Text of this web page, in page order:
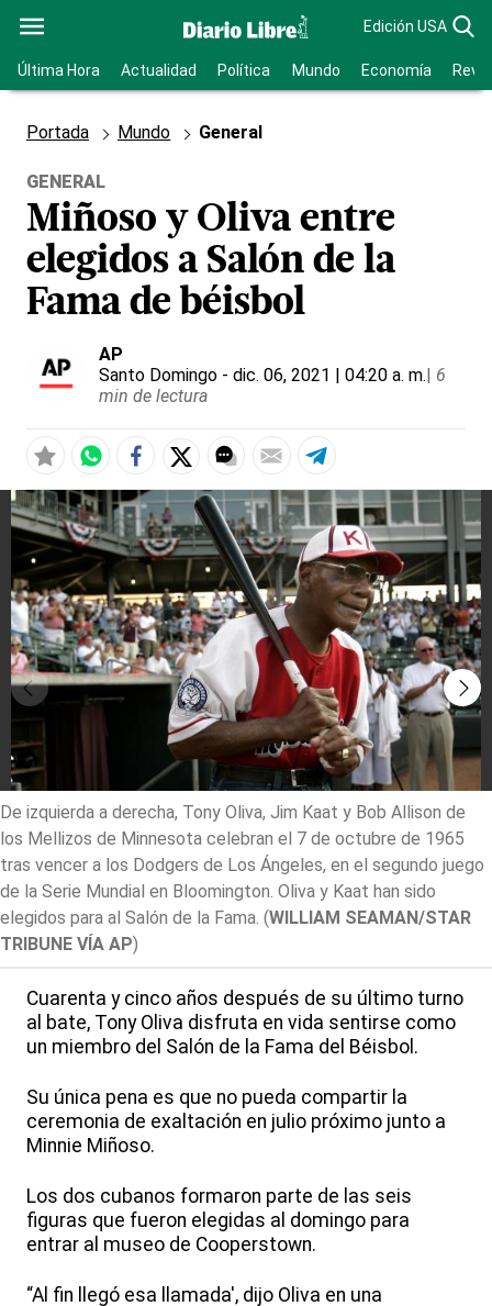
Edición USA
Última Hora Actualidad Política Mundo Economía
Portada Mundo General
GENERAL
Miñoso y Oliva entre
elegidos a Salón de la
Fama de béisbol
AP
Santo Domingo - dic. 06, 2021 | 04:20 a. m.| 6
min de lectura
De izquierda a derecha, Tony Oliva, Jim Kaat y Bob Allison de
los Mellizos de Minnesota celebran el 7 de octubre de 1965
tras vencer a los Dodgers de Los Ángeles, en el segundo juego
de la Serie Mundial en Bloomington. Oliva y Kaat han sido
elegidos para al Salón de la Fama. (WILLIAM SEAMAN/STAR
TRIBUNE VÍA AP)
Cuarenta y cinco años después de su último turno
al bate, Tony Oliva disfruta en vida sentirse como
un miembro del Salón de la Fama del Béisbol.
Su única pena es que no pueda compartir la
ceremonia de exaltación en julio próximo junto a
Minnie Miñoso.
Los dos cubanos formaron parte de las seis
figuras que fueron elegidas al domingo para
entrar al museo de Cooperstown.
“Al fin llegó esa llamada', dijo Oliva en una